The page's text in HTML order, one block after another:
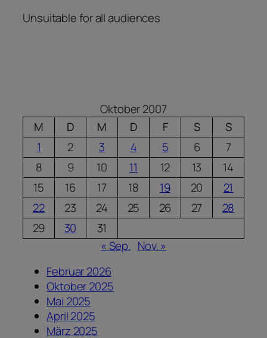
Unsuitable for all audiences
Oktober 2007
M
D M D F S
S
1
2 3 4 5 6
7
8
9 10 11 12 13
14
15
16 17 18 19 20
21
22
23 24 25 26 27
28
29
30
31
« Sep. Nov. »
Februar 2026
Oktober 2025
Mai 2025
April 2025
März 2025